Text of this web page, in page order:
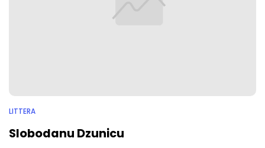
LITTERA
Slobodanu Dzunicu